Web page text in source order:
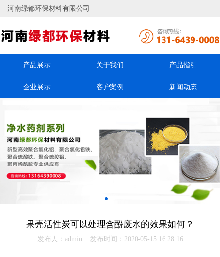
河南绿都环保材料有限公司
产品展示 关于我们 产品指引
企业展示 客户案例 新闻动态
果壳活性炭可以处理含酚废水的效果如何？
发布人：admin 发布时间：2020-05-15 16:28:16